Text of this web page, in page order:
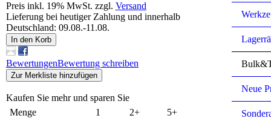
Preis inkl. 19% MwSt. zzgl. Versand
Lieferung bei heutiger Zahlung und innerhalb
Deutschland: 09.08.-11.08.
In den Korb
BewertungenBewertung schreiben
Zur Merkliste hinzufügen
Kaufen Sie mehr und sparen Sie
Menge
1 2+ 5+
Neue